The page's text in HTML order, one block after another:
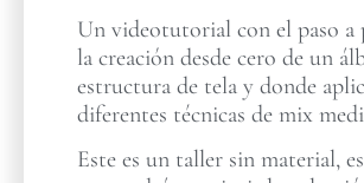
Un videotutorial con el paso a
la creación desde cero de un
estructura de tela y donde
diferentes técnicas de mix
Este es un taller sin material,